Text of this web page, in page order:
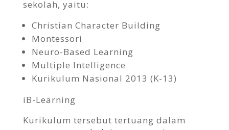
sekolah, yaitu:
Christian Character Building
Montessori
Neuro-Based Learning
Multiple Intelligence
Kurikulum Nasional 2013 (K-13)
iB-Learning
Kurikulum tersebut tertuang dalam